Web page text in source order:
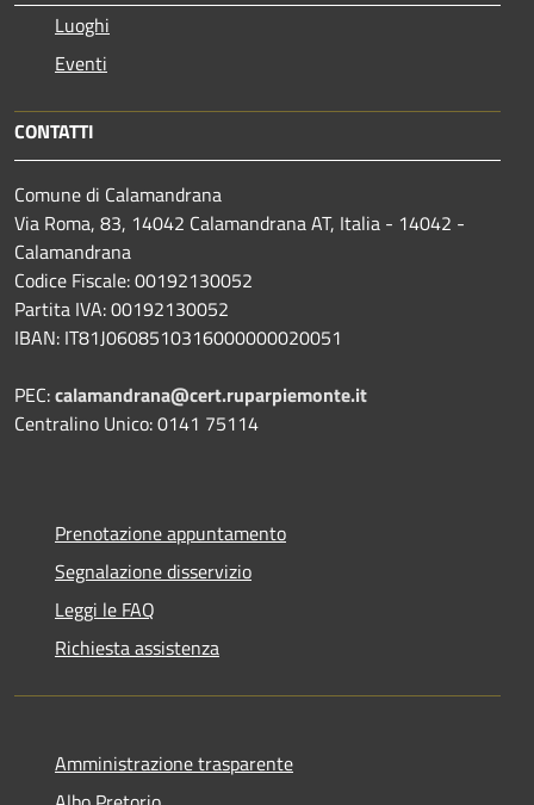
Luoghi
Eventi
CONTATTI
Comune di Calamandrana
Via Roma, 83, 14042 Calamandrana AT, Italia - 14042 -
Calamandrana
Codice Fiscale: 00192130052
Partita IVA: 00192130052
IBAN: IT81J0608510316000000020051
PEC:calamandrana@cert.ruparpiemonte.it
Centralino Unico: 0141 75114
Prenotazione appuntamento
Segnalazione disservizio
Leggi le FAQ
Richiesta assistenza
Amministrazione trasparente